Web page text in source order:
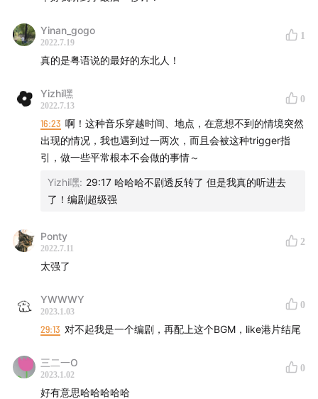
故事讲完，但它可能完了，又可能没完
本期节目源于[搅]·Pod Jam 活动。收听更多48小时限时
创作播客：changeable-goose-68a.notion.site
Yinan_gogo
2022.7.19
1
真的是粤语说的最好的东北人！
Yizhi嘿
2022.7.13
0
16:23 啊！这种音乐穿越时间、地点，在意想不到的情境突然
出现的情况，我也遇到过一两次，而且会被这种trigger指
引，做一些平常根本不会做的事情～
Yizhi嘿: 29:17 哈哈哈不剧透反转了 但是我真的听进去
了！编剧超级强
Ponty
2022.7.11
2
太强了
YWWWY
2023.1.03
0
29:13 对不起我是一个编剧，再配上这个BGM，like港片结尾
三二一O
2023.1.02
0
好有意思哈哈哈哈哈